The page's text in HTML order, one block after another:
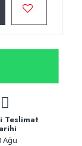
Teslimat
Ağu